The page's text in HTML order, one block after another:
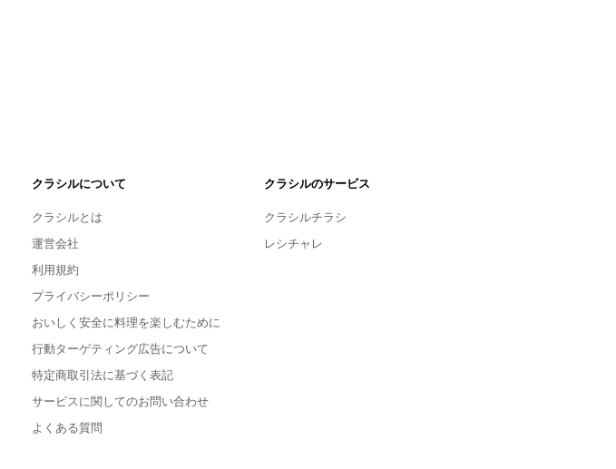
クラシルについて
クラシルとは
運営会社
利用規約
プライバシーポリシー
おいしく安全に料理を楽しむために
行動ターゲティング広告について
特定商取引法に基づく表記
サービスに関してのお問い合わせ
よくある質問
クラシルのサービス
クラシルチラシ
レシチャレ